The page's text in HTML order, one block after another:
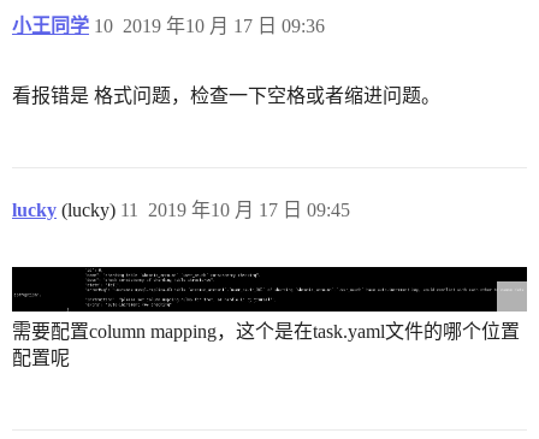
小王同学 2019 年10 月 17 日 09:36
10
看报错是 格式问题，检查一下空格或者缩进问题。
lucky (lucky) 2019 年10 月 17 日 09:45
11
需要配置column mapping，这个是在task.yaml文件的哪个位置
配置呢